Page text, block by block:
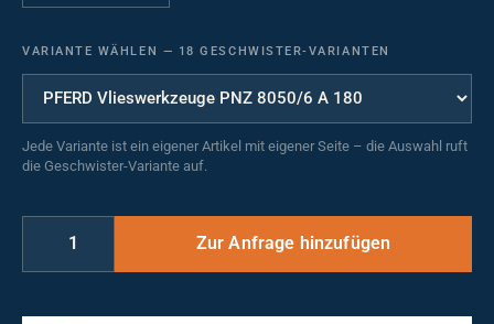
VARIANTE WÄHLEN — 18 GESCHWISTER-VARIANTEN
Jede Variante ist ein eigener Artikel mit eigener Seite – die Auswahl ruft
die Geschwister-Variante auf.